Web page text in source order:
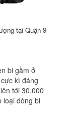
tại Quận 9
bi gầm ở
kì đáng
tới 30.000
loại dòng bi